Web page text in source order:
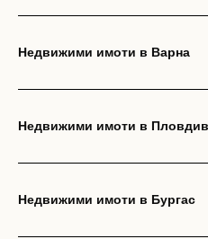
Недвижими имоти в Варна
Недвижими имоти в Пловдив
Недвижими имоти в Бургас